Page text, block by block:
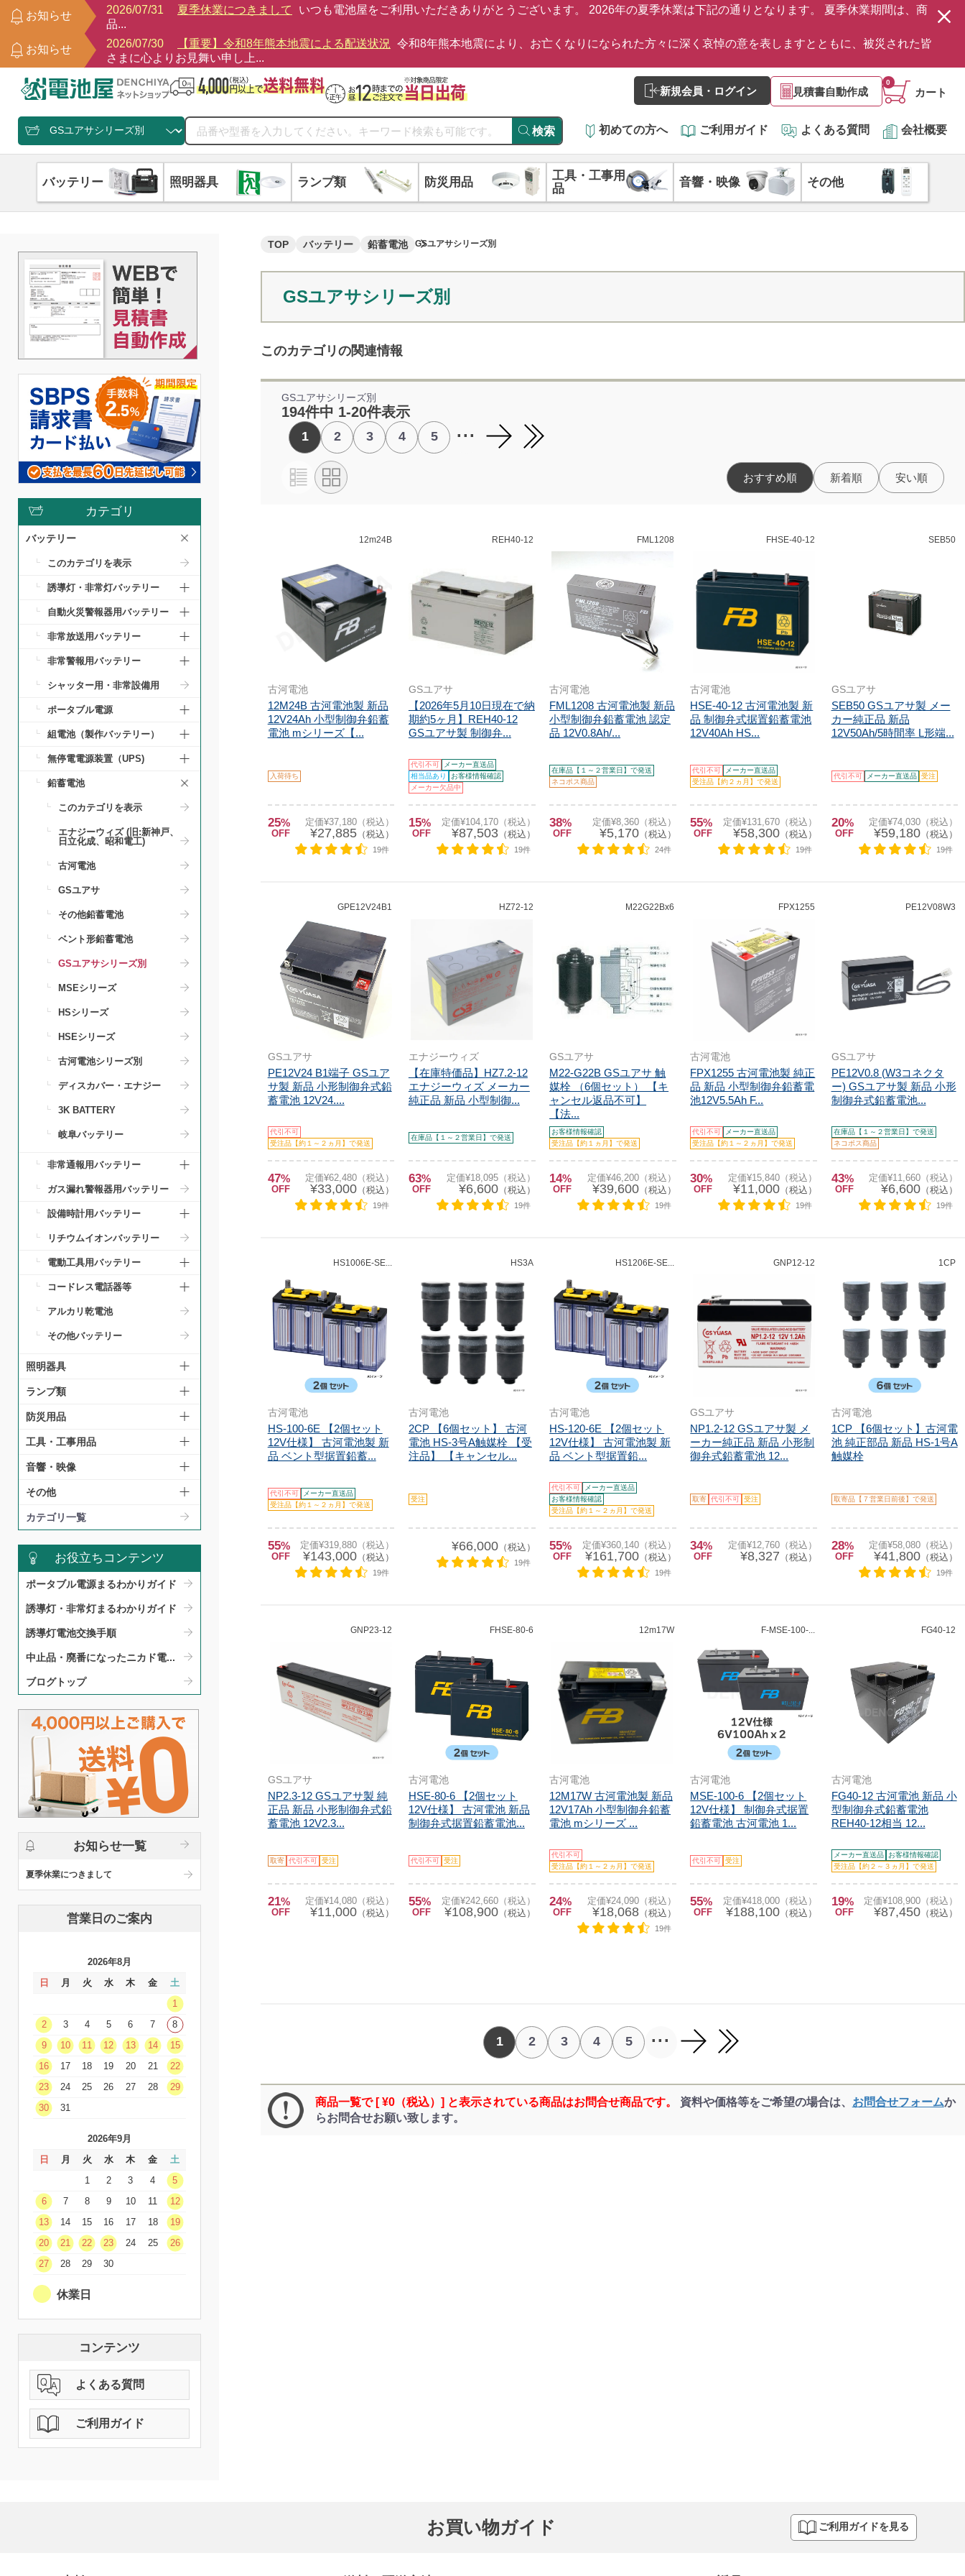
お知らせ
2026/07/31 夏季休業につきまして
いつも電池屋をご利用いただきありがとうございます。 2026年の夏季休業は下記の通りとなります。 夏季休業期間は、商
品...
お知らせ
2026/07/30 【重要】令和8年熊本地震による配送状況 令和8年熊本地震により、お亡くなりになられた方々に深く哀悼の意を表しますとともに、被災された皆
さまに心よりお見舞い申し上...
新規会員・ログイン 見積書自動作成 カート
0
検索 初めての方へ ご利用ガイド よくある質問 会社概要
バッテリー 照明器具 ランプ類 防災用品
工具・工事用
品
音響・映像 その他
カテゴリ
バッテリー
このカテゴリを表示
誘導灯・非常灯バッテリー
自動火災警報器用バッテリー
非常放送用バッテリー
非常警報用バッテリー
シャッター用・非常設備用
ポータブル電源
組電池（製作バッテリー）
無停電電源装置（UPS)
鉛蓄電池
このカテゴリを表示
エナジーウィズ (旧:新神戸、
日立化成、昭和電工)
古河電池
GSユアサ
その他鉛蓄電池
ベント形鉛蓄電池
GSユアサシリーズ別
MSEシリーズ
HSシリーズ
HSEシリーズ
古河電池シリーズ別
ディスカバー・エナジー
3K BATTERY
岐阜バッテリー
非常通報用バッテリー
ガス漏れ警報器用バッテリー
設備時計用バッテリー
リチウムイオンバッテリー
電動工具用バッテリー
コードレス電話器等
アルカリ乾電池
その他バッテリー
照明器具
ランプ類
防災用品
工具・工事用品
音響・映像
その他
カテゴリ一覧
お役立ちコンテンツ
ポータブル電源まるわかりガイド​
誘導灯・非常灯まるわかりガイド​
誘導灯電池交換手順​
中止品・廃番になったニカド電...
ブログトップ
お知らせ一覧
夏季休業につきまして
営業日のご案内
2026年8月
日
月 火 水 木 金
土
1
2
3 4 5 6 7
8
9
10 11 12 13 14
15
16
17 18 19 20 21
22
23
24 25 26 27 28
29
30
31
2026年9月
日
月 火 水 木 金
土
1
2 3 4
5
6
7 8 9 10 11
12
13
14 15 16 17 18
19
20
21 22 23 24 25
26
27
28 29 30
休業日
コンテンツ
よくある質問
ご利用ガイド
TOP バッテリー 鉛蓄電池 GSユアサシリーズ別
GSユアサシリーズ別
このカテゴリの関連情報
GSユアサシリーズ別
194件中 1-20件表示
1 2 3 4 5 ...
おすすめ順 新着順 安い順
12m24B
古河電池
12M24B 古河電池製 新品
12V24Ah 小型制御弁鉛蓄
電池 mシリーズ【...
入荷待ち
25%
OFF
定価¥37,180（税込）
¥27,885 （税込）
19件
REH40-12
GSユアサ
【2026年5月10日現在で納
期約5ヶ月】REH40-12
GSユアサ製 制御弁...
代引不可
メーカー直送品
相当品あり
お客様情報確認
メーカー欠品中
15%
OFF
定価¥104,170（税込）
¥87,503（税込）
19件
FML1208
古河電池
FML1208 古河電池製 新品
小型制御弁鉛蓄電池 認定
品 12V0.8Ah/...
在庫品【１～２営業日】で発送
ネコポス商品
38%
OFF
定価¥8,360（税込）
¥5,170（税込）
24件
FHSE-40-12
古河電池
HSE-40-12 古河電池製 新
品 制御弁式据置鉛蓄電池
12V40Ah HS...
代引不可
メーカー直送品
受注品【約２ヵ月】で発送
55%
OFF
定価¥131,670（税込）
¥58,300（税込）
19件
SEB50
GSユアサ
SEB50 GSユアサ製 メー
カー純正品 新品
12V50Ah/5時間率 L形端...
代引不可 メーカー直送品 受注
20%
OFF
定価¥74,030（税込）
¥59,180 （税込）
19件
GPE12V24B1
GSユアサ
PE12V24 B1端子 GSユア
サ製 新品 小形制御弁式鉛
蓄電池 12V24....
代引不可
受注品【約１～２ヵ月】で発送
47%
OFF
定価¥62,480（税込）
¥33,000 （税込）
19件
HZ72-12
エナジーウィズ
【在庫特価品】HZ7.2-12
エナジーウィズ メーカー
純正品 新品 小型制御...
在庫品【１～２営業日】で発送
63%
OFF
定価¥18,095（税込）
¥6,600（税込）
19件
M22G22Bx6
GSユアサ
M22-G22B GSユアサ 触
媒栓 （6個セット） 【キ
ャンセル返品不可】
【法...
お客様情報確認
受注品【約１ヵ月】で発送
14%
OFF
定価¥46,200（税込）
¥39,600（税込）
19件
FPX1255
古河電池
FPX1255 古河電池製 純正
品 新品 小型制御弁鉛蓄電
池12V5.5Ah F...
代引不可
メーカー直送品
受注品【約１～２ヵ月】で発送
30%
OFF
定価¥15,840（税込）
¥11,000（税込）
19件
PE12V08W3
GSユアサ
PE12V0.8 (W3コネクタ
ー) GSユアサ製 新品 小形
制御弁式鉛蓄電池...
在庫品【１～２営業日】で発送
ネコポス商品
43%
OFF
定価¥11,660（税込）
¥6,600 （税込）
19件
HS1006E-SE...
古河電池
HS-100-6E 【2個セット
12V仕様】 古河電池製 新
品 ベント型据置鉛蓄...
代引不可
メーカー直送品
受注品【約１～２ヵ月】で発送
55%
OFF
定価¥319,880（税込）
¥143,000 （税込）
19件
HS3A
古河電池
2CP 【6個セット】 古河
電池 HS-3号A触媒栓 【受
注品】 【キャンセル...
受注
¥66,000（税込）
19件
HS1206E-SE...
古河電池
HS-120-6E 【2個セット
12V仕様】 古河電池製 新
品 ベント型据置鉛...
代引不可
メーカー直送品
お客様情報確認
受注品【約１～２ヵ月】で発送
55%
OFF
定価¥360,140（税込）
¥161,700（税込）
19件
GNP12-12
GSユアサ
NP1.2-12 GSユアサ製 メ
ーカー純正品 新品 小形制
御弁式鉛蓄電池 12...
取寄 代引不可 受注
34%
OFF
定価¥12,760（税込）
¥8,327 （税込）
1CP
古河電池
1CP 【6個セット】古河電
池 純正部品 新品 HS-1号A
触媒栓
取寄品【７営業日前後】で発送
28%
OFF
定価¥58,080（税込）
¥41,800 （税込）
19件
GNP23-12
GSユアサ
NP2.3-12 GSユアサ製 純
正品 新品 小形制御弁式鉛
蓄電池 12V2.3...
取寄 代引不可 受注
21%
OFF
定価¥14,080（税込）
¥11,000 （税込）
FHSE-80-6
古河電池
HSE-80-6 【2個セット
12V仕様】 古河電池 新品
制御弁式据置鉛蓄電池...
代引不可 受注
55%
OFF
定価¥242,660（税込）
¥108,900（税込）
12m17W
古河電池
12M17W 古河電池製 新品
12V17Ah 小型制御弁鉛蓄
電池 mシリーズ ...
代引不可
受注品【約１～２ヵ月】で発送
24%
OFF
定価¥24,090（税込）
¥18,068（税込）
19件
F-MSE-100-...
古河電池
MSE-100-6 【2個セット
12V仕様】 制御弁式据置
鉛蓄電池 古河電池 1...
代引不可 受注
55%
OFF
定価¥418,000（税込）
¥188,100（税込）
FG40-12
古河電池
FG40-12 古河電池 新品 小
型制御弁式鉛蓄電池
REH40-12相当 12...
メーカー直送品
お客様情報確認
受注品【約２～３ヵ月】で発送
19%
OFF
定価¥108,900（税込）
¥87,450 （税込）
1 2 3 4 5 ...
商品一覧で [ ¥0（税込）] と表示されている商品はお問合せ商品です。 資料や価格等をご希望の場合は、 お問合せフォームか
らお問合せお願い致します。
お買い物ガイド ご利用ガイドを見る